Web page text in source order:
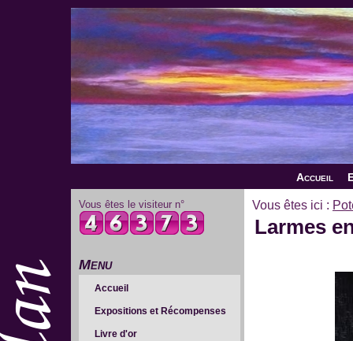
Accueil
Vous êtes le visiteur n°
Menu
Accueil
Expositions et Récompenses
Livre d'or
Vous êtes ici :
Larmes